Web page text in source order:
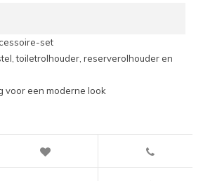
set
toiletrolhouder, reserverolhouder en
voor een moderne look